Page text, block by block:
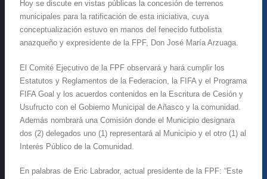
Hoy se discute en vistas públicas la concesión de terrenos
municipales para la ratificación de esta iniciativa, cuya
conceptualización estuvo en manos del fenecido futbolista
anazqueño y expresidente de la FPF, Don José María Arzuaga.
El Comité Ejecutivo de la FPF observará y hará cumplir los
Estatutos y Reglamentos de la Federacion, la FIFA y el Programa
FIFA Goal y los acuerdos contenidos en la Escritura de Cesión y
Usufructo con el Gobierno Municipal de Añasco y la comunidad.
Además nombrará una Comisión donde el Municipio designara
dos (2) delegados uno (1) representará al Municipio y el otro (1) al
Interés Público de la Comunidad.
En palabras de Eric Labrador, actual presidente de la FPF: “Este